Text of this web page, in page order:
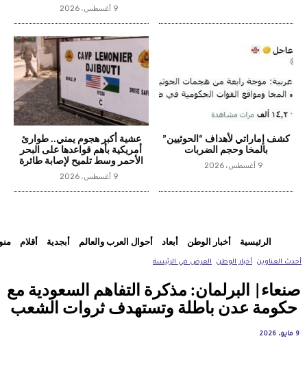
9 أغسطس، 2026
كشف إماراتي لأهداف “الحوثيين”
بالمخا وحجم الضربات
9 أغسطس، 2026
عشية أكبر هجوم يمني.. طوارئ
أمريكية بأهم قواعدها على البحر
الأحمر وسط تلميح لإصابة طائرة
9 أغسطس، 2026